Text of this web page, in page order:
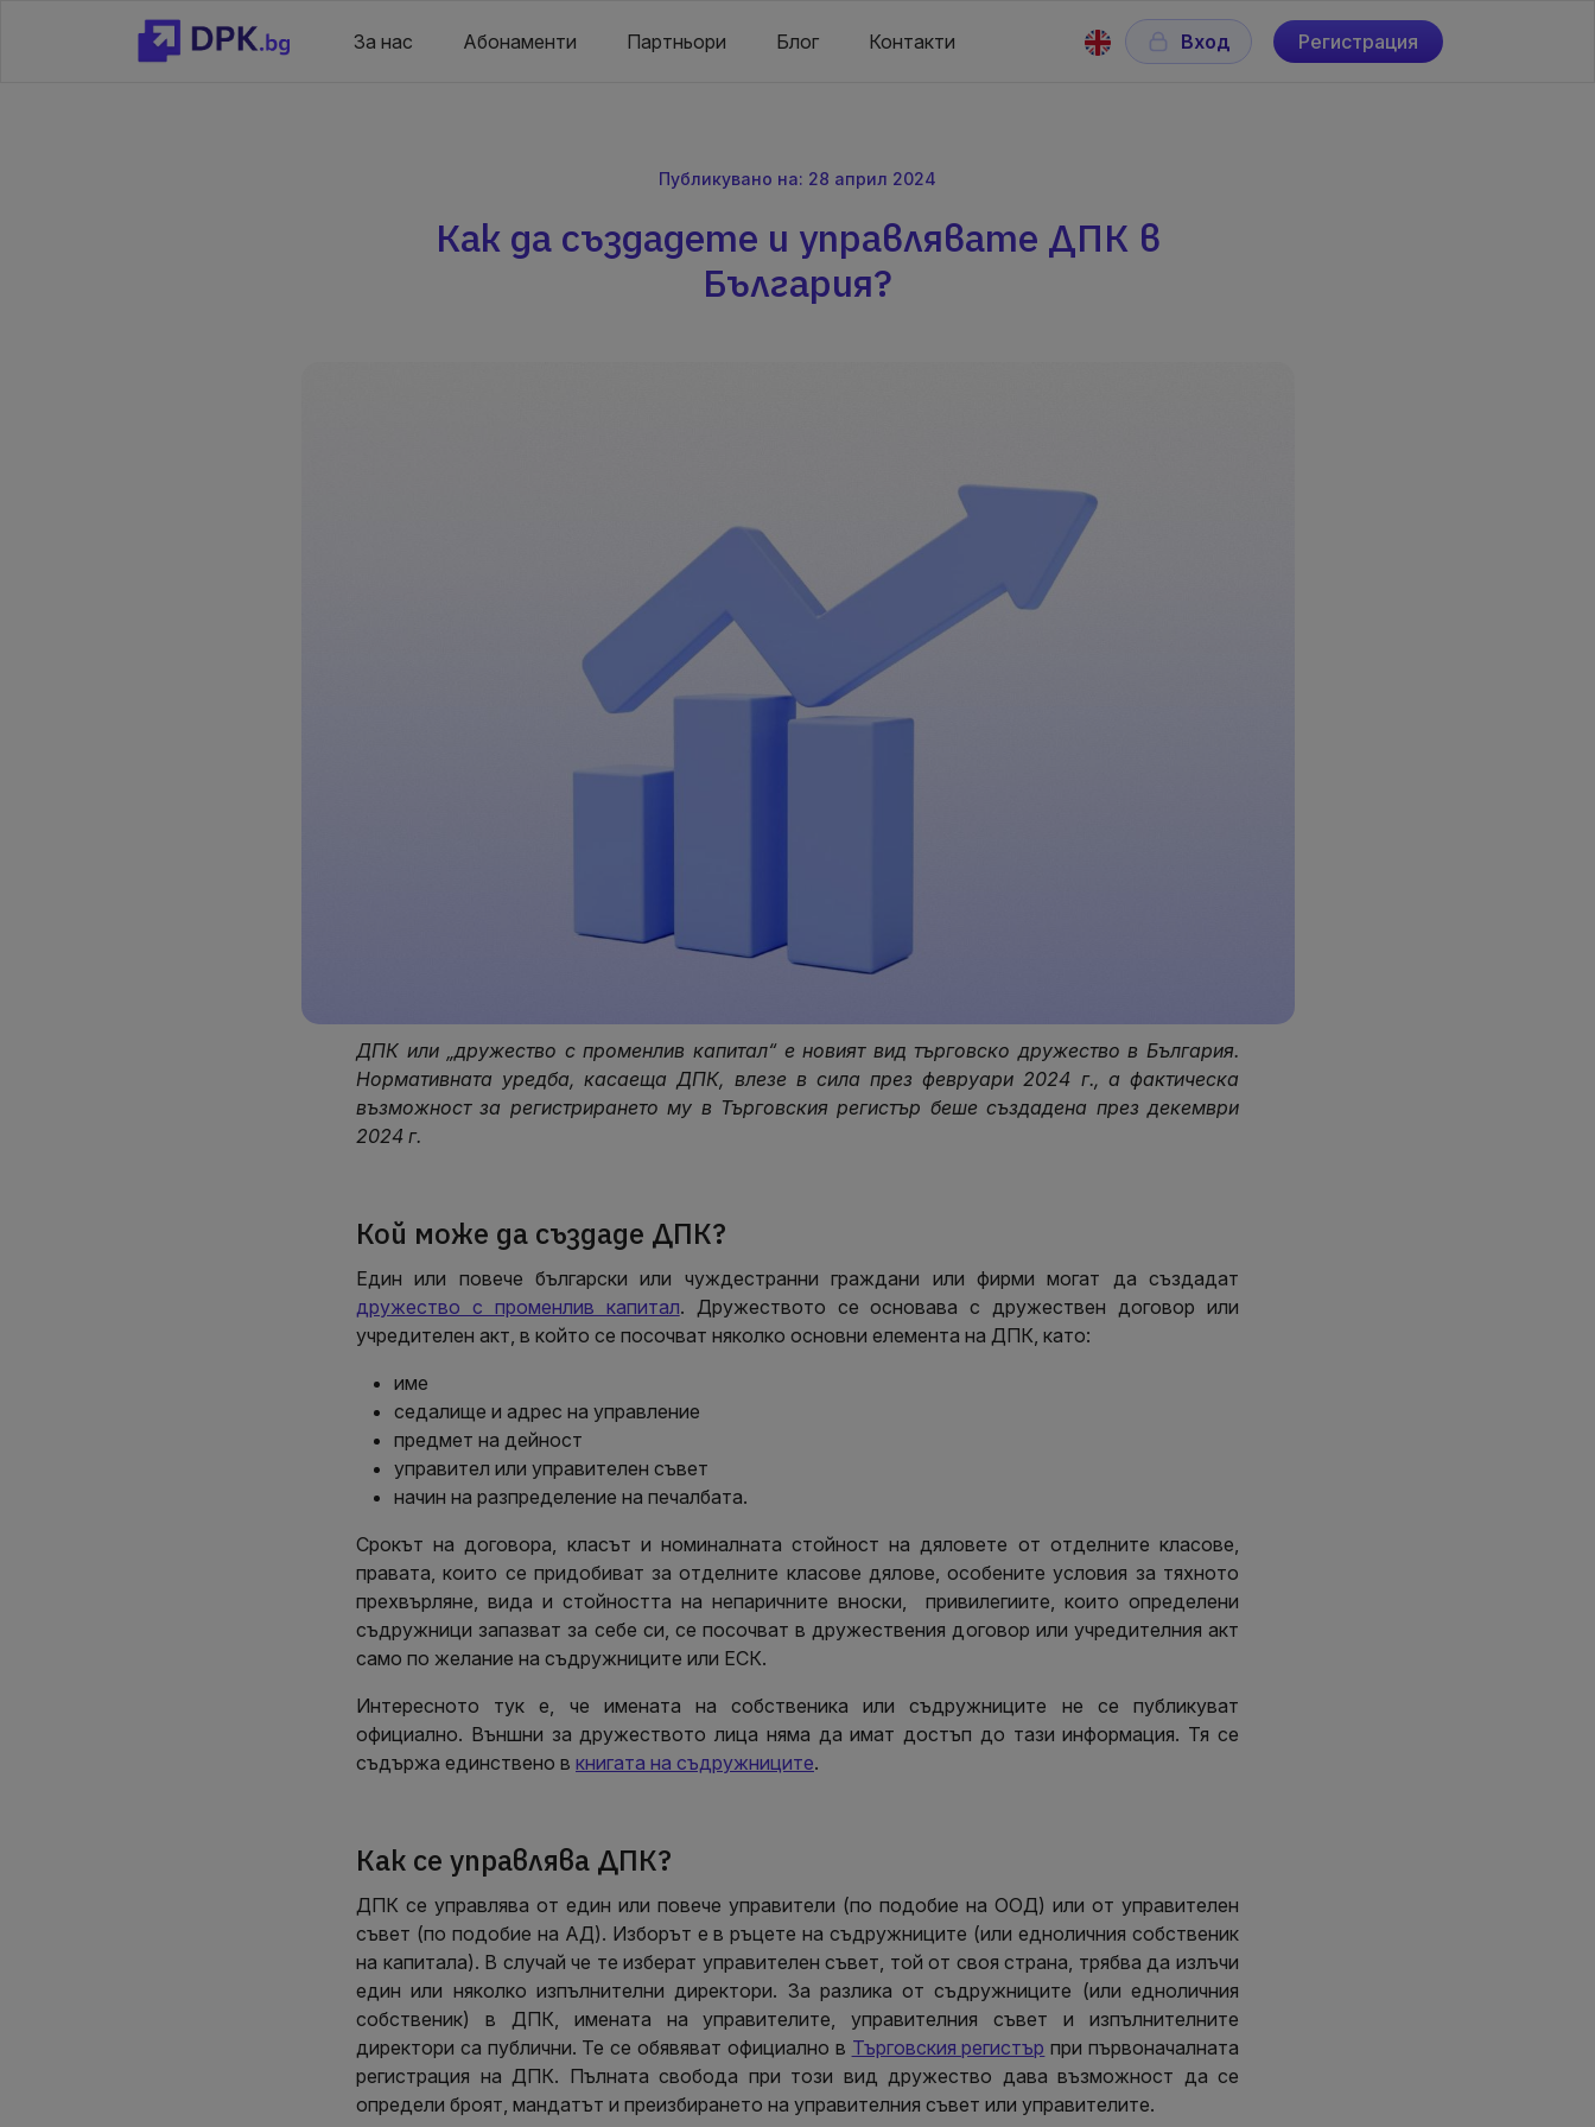
За нас Абонаменти Партньори Блог Контакти Вход Регистрация
Публикувано на: 28 април 2024
Как да създадете и управлявате ДПК в
България?
ДПК или „дружество с променлив капитал“ е новият вид търговско дружество в България.
Нормативната уредба, касаеща ДПК, влезе в сила през февруари 2024 г., а фактическа
възможност за регистрирането му в Търговския регистър беше създадена през декември
2024 г.
Кой може да създаде ДПК?
Един или повече български или чуждестранни граждани или фирми могат да създадат
дружество с променлив капитал. Дружеството се основава с дружествен договор или
учредителен акт, в който се посочват няколко основни елемента на ДПК, като:
име
седалище и адрес на управление
предмет на дейност
управител или управителен съвет
начин на разпределение на печалбата.
Срокът на договора, класът и номиналната стойност на дяловете от отделните класове,
правата, които се придобиват за отделните класове дялове, особените условия за тяхното
прехвърляне, вида и стойността на непаричните вноски, привилегиите, които определени
съдружници запазват за себе си, се посочват в дружествения договор или учредителния акт
само по желание на съдружниците или ЕСК.
Интересното тук е, че имената на собственика или съдружниците не се публикуват
официално. Външни за дружеството лица няма да имат достъп до тази информация. Тя се
съдържа единствено в книгата на съдружниците.
Как се управлява ДПК?
ДПК се управлява от един или повече управители (по подобие на ООД) или от управителен
съвет (по подобие на АД). Изборът е в ръцете на съдружниците (или едноличния собственик
на капитала). В случай че те изберат управителен съвет, той от своя страна, трябва да излъчи
един или няколко изпълнителни директори. За разлика от съдружниците (или едноличния
собственик) в ДПК, имената на управителите, управителния съвет и изпълнителните
директори са публични. Те се обявяват официално в Търговския регистър при първоначалната
регистрация на ДПК. Пълната свобода при този вид дружество дава възможност да се
определи броят, мандатът и преизбирането на управителния съвет или управителите.